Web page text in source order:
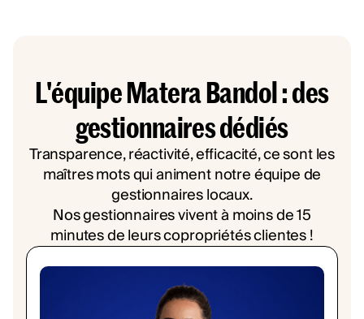
L'équipe Matera Bandol : des
gestionnaires dédiés
Transparence, réactivité, efficacité, ce sont les
maîtres mots qui animent notre équipe de
gestionnaires locaux.
Nos gestionnaires vivent à moins de 15
minutes de leurs copropriétés clientes !